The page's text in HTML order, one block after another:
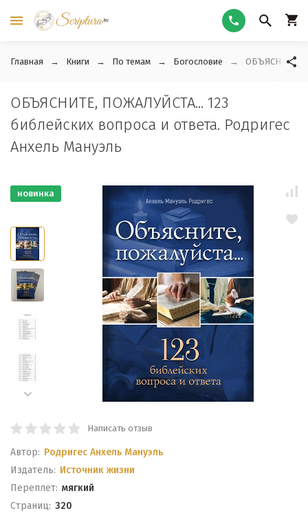
Главная Книги По темам Богословие ОБЪЯСНИТЕ,
ОБЪЯСНИТЕ, ПОЖАЛУЙСТА... 123
библейских вопроса и ответа. Родригес
Анхель Мануэль
новинка
Написать отзыв
Автор: Родригес Анхель Мануэль
Издатель: Источник жизни
Переплет: мягкий
Cтраниц: 320